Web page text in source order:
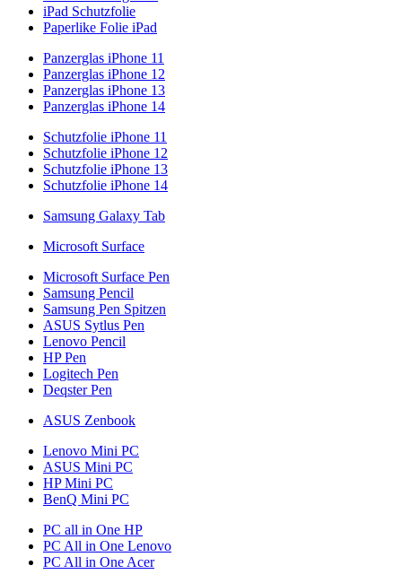
iPad Schutzfolie
Paperlike Folie iPad
Panzerglas iPhone 11
Panzerglas iPhone 12
Panzerglas iPhone 13
Panzerglas iPhone 14
Schutzfolie iPhone 11
Schutzfolie iPhone 12
Schutzfolie iPhone 13
Schutzfolie iPhone 14
Samsung Galaxy Tab
Microsoft Surface
Microsoft Surface Pen
Samsung Pencil
Samsung Pen Spitzen
ASUS Sytlus Pen
Lenovo Pencil
HP Pen
Logitech Pen
Deqster Pen
ASUS Zenbook
Lenovo Mini PC
ASUS Mini PC
HP Mini PC
BenQ Mini PC
PC all in One HP
PC All in One Lenovo
PC All in One Acer